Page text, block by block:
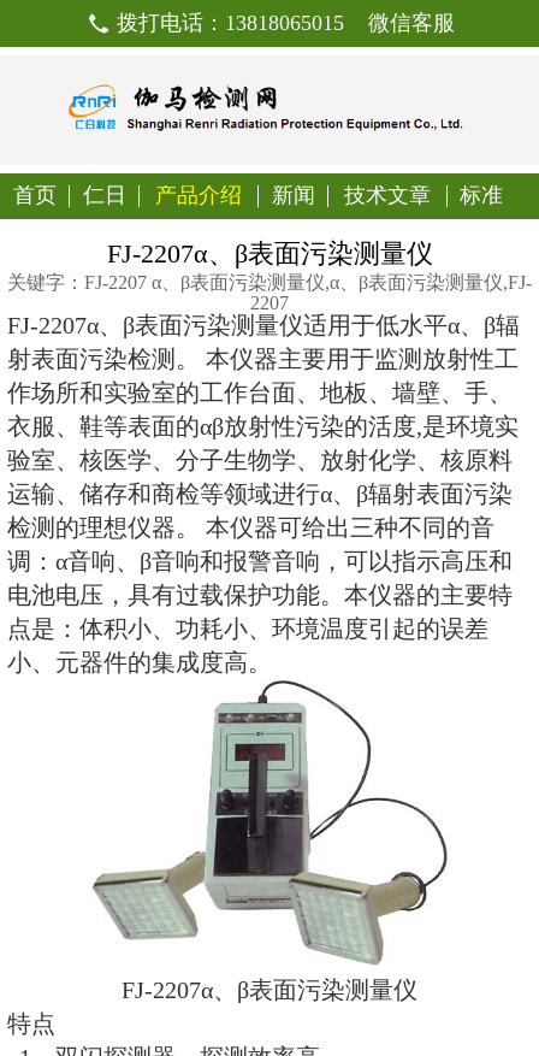
拨打电话：13818065015
首页 仁日 产品介绍 新闻 技
FJ-2207α、β表面污染
关键字：FJ-2207 α、β表面污染测量仪,α、β
2207
FJ-2207α、β表面污染测量仪 适用
射表面污染检测。 本仪器主要用
作场所和实验室的工作台面、地板
衣服、鞋等表面的αβ放射性污染的
验室、核医学、分子生物学、放射
运输、储存和商检等领域进行α、
检测的理想仪器。 本仪器可给出
调：α音响、β音响和报警音响，
电池电压，具有过载保护功能。
点是：体积小、功耗小、环境温
小、元器件的集成度高。